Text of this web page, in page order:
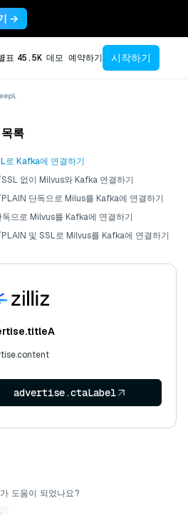
→
표 45.5K 데모 예약하기 시작하기
록
로 Kafka에 연결하기
없이 Milvus와 Kafka 연결하기
단독으로 Milus를 Kafka에 연결하기
으로 Milvus를 Kafka에 연결하기
및 SSL로 Milvus를 Kafka에 연결하기
advertise.ctaLabel
도움이 되었나요?